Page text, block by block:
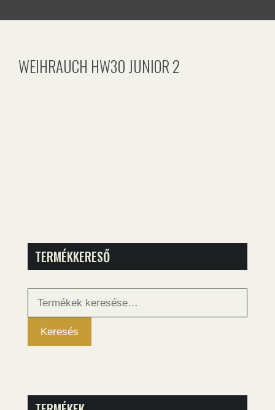
WEIHRAUCH HW30 JUNIOR 2
TERMÉKKERESŐ
Keresés
Keresés